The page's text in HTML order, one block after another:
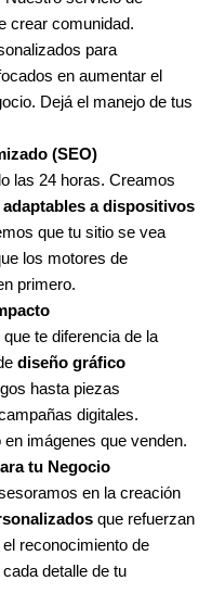
crear comunidad.
para
en aumentar el
Dejá el manejo de tus
(SEO)
las 24 horas. Creamos
a dispositivos
que tu sitio se vea
los motores de
primero.
te diferencia de la
diseño gráfico
hasta piezas
digitales.
imágenes que venden.
tu Negocio
en la creación
que refuerzan
reconocimiento de
detalle de tu